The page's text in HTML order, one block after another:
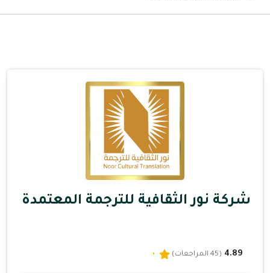
شركة نور الثقافية للترجمة المعتمدة
4.89 (45 المراجعات)